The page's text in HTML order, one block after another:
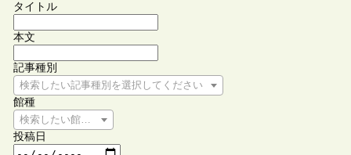
タイトル
本文
記事種別
検索したい記事種別を選択してください
館種
検索したい館種を選択してください
投稿日